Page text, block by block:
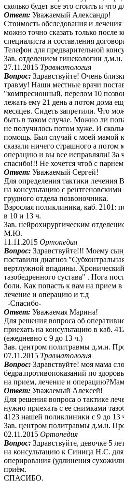
сколько будет все это стоить и что
Ответ: Уважаемый Александр!
Стоимость обследования и
можно точно сказать только после
специалиста и составления
Телефон для предварительной
Зав. отделением гинекологии
27.11.2015 Травматология
Вопрос: Здравствуйте! Очень
травму! Наши местные врачи
"компресионный, перелом 10
лежать ему 21 день а потом дома
месяцев. Сидеть запретили. Что
быть в таком случае. Можно ли
не получилось потом хуже. И
помощь. Был случай с моей мамой
сказали ничего страшного а потом
операцию и вы все исправляли! За
спасибо!!! Не хочется чтоб с
Ответ: Уважаемый Сергей!
Для определения тактики лечения
на консультацию с
грудного отдела позвоночника.
Взрослая поликлиника, каб. 2101:
в 10 и 13 ч.
Зав. нейрохирургическим
М.Ю.
11.11.2015 Ортопедия
Вопрос: Здравствуйте!!! Моему
поставили диагноз
вертлужной впадины.
тазобедренного сустава" . Нога
боли. Как попасть к вам на прием
лечение и операцию и т.д
-Спасибо-
Ответ: Уважаемая Марина!
Для решения вопроса об
приехать на консультацию в каб.
(ежедневно с 9 до 13 ч.)
Зав. центром политравмы д.м.н.
07.11.2015 Травматология
Вопрос: Здравствуйте! моя мама
бедра.противопоказаний по
на прием, лечение и
Ответ: Уважаемый Алексей!
Для решения вопроса о тактике
нужно приехать с ее снимками
4123 нашей поликлиники с 9 до 13
Зав. центром политравмы д.м.н.
02.11.2015 Ортопедия
Вопрос: Здравствуйте, девочке 5
на консультацию к Синица Н.С.
оперирования (удлинения
приём.
СПАСИБО.